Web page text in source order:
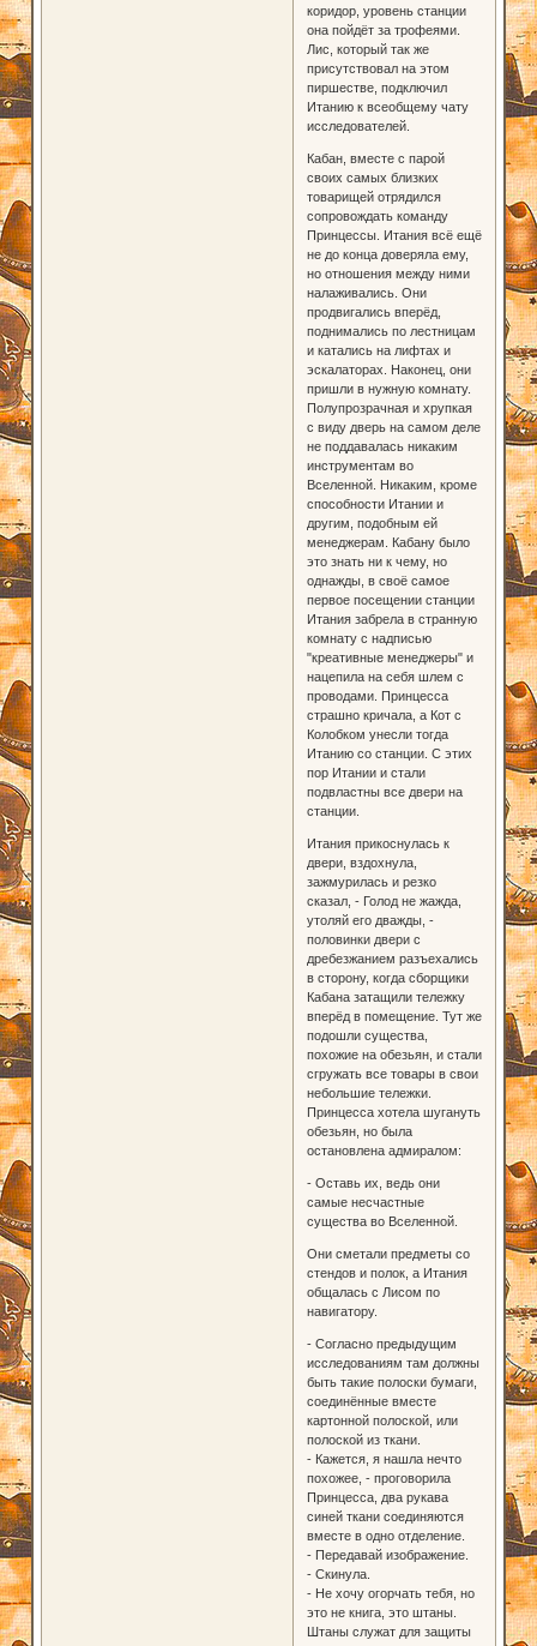
коридор, уровень станции
она пойдёт за трофеями.
Лис, который так же
присутствовал на этом
пиршестве, подключил
Итанию к всеобщему чату
исследователей.
Кабан, вместе с парой
своих самых близких
товарищей отрядился
сопровождать команду
Принцессы. Итания всё ещё
не до конца доверяла ему,
но отношения между ними
налаживались. Они
продвигались вперёд,
поднимались по лестницам
и катались на лифтах и
эскалаторах. Наконец, они
пришли в нужную комнату.
Полупрозрачная и хрупкая
с виду дверь на самом деле
не поддавалась никаким
инструментам во
Вселенной. Никаким, кроме
способности Итании и
другим, подобным ей
менеджерам. Кабану было
это знать ни к чему, но
однажды, в своё самое
первое посещении станции
Итания забрела в странную
комнату с надписью
"креативные менеджеры" и
нацепила на себя шлем с
проводами. Принцесса
страшно кричала, а Кот с
Колобком унесли тогда
Итанию со станции. С этих
пор Итании и стали
подвластны все двери на
станции.
Итания прикоснулась к
двери, вздохнула,
зажмурилась и резко
сказал, - Голод не жажда,
утоляй его дважды, -
половинки двери с
дребезжанием разъехались
в сторону, когда сборщики
Кабана затащили тележку
вперёд в помещение. Тут же
подошли существа,
похожие на обезьян, и стали
сгружать все товары в свои
небольшие тележки.
Принцесса хотела шугануть
обезьян, но была
остановлена адмиралом:
- Оставь их, ведь они
самые несчастные
существа во Вселенной.
Они сметали предметы со
стендов и полок, а Итания
общалась с Лисом по
навигатору.
- Согласно предыдущим
исследованиям там должны
быть такие полоски бумаги,
соединённые вместе
картонной полоской, или
полоской из ткани.
- Кажется, я нашла нечто
похожее, - проговорила
Принцесса, два рукава
синей ткани соединяются
вместе в одно отделение.
- Передавай изображение.
- Скинула.
- Не хочу огорчать тебя, но
это не книга, это штаны.
Штаны служат для защиты